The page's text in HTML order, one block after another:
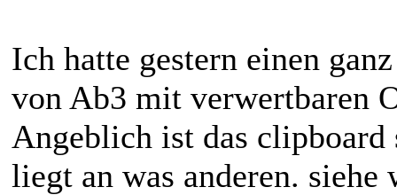
Ich hatte gestern einen
von Ab3 mit verwertbaren
Angeblich ist das clipboard
liegt an was anderen. siehe